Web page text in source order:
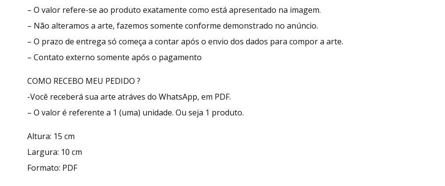
– O valor refere-se ao produto exatamente como está apresentado na imagem.
– Não alteramos a arte, fazemos somente conforme demonstrado no anúncio.
– O prazo de entrega só começa a contar após o envio dos dados para compor a arte.
– Contato externo somente após o pagamento
COMO RECEBO MEU PEDIDO ?
-Você receberá sua arte atráves do WhatsApp, em PDF.
– O valor é referente a 1 (uma) unidade. Ou seja 1 produto.
Altura: 15 cm
Largura: 10 cm
Formato: PDF